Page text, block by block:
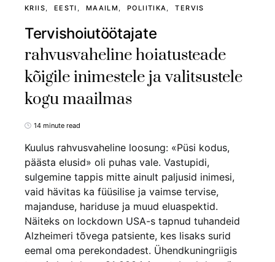
KRIIS EESTI MAAILM POLIITIKA TERVIS
Tervishoiutöötajate
rahvusvaheline hoiatusteade
kõigile inimestele ja valitsustele
kogu maailmas
14 minute read
Kuulus rahvusvaheline loosung: «Püsi kodus,
päästa elusid» oli puhas vale. Vastupidi,
sulgemine tappis mitte ainult paljusid inimesi,
vaid hävitas ka füüsilise ja vaimse tervise,
majanduse, hariduse ja muud eluaspektid.
Näiteks on lockdown USA-s tapnud tuhandeid
Alzheimeri tõvega patsiente, kes lisaks surid
eemal oma perekondadest. Ühendkuningriigis